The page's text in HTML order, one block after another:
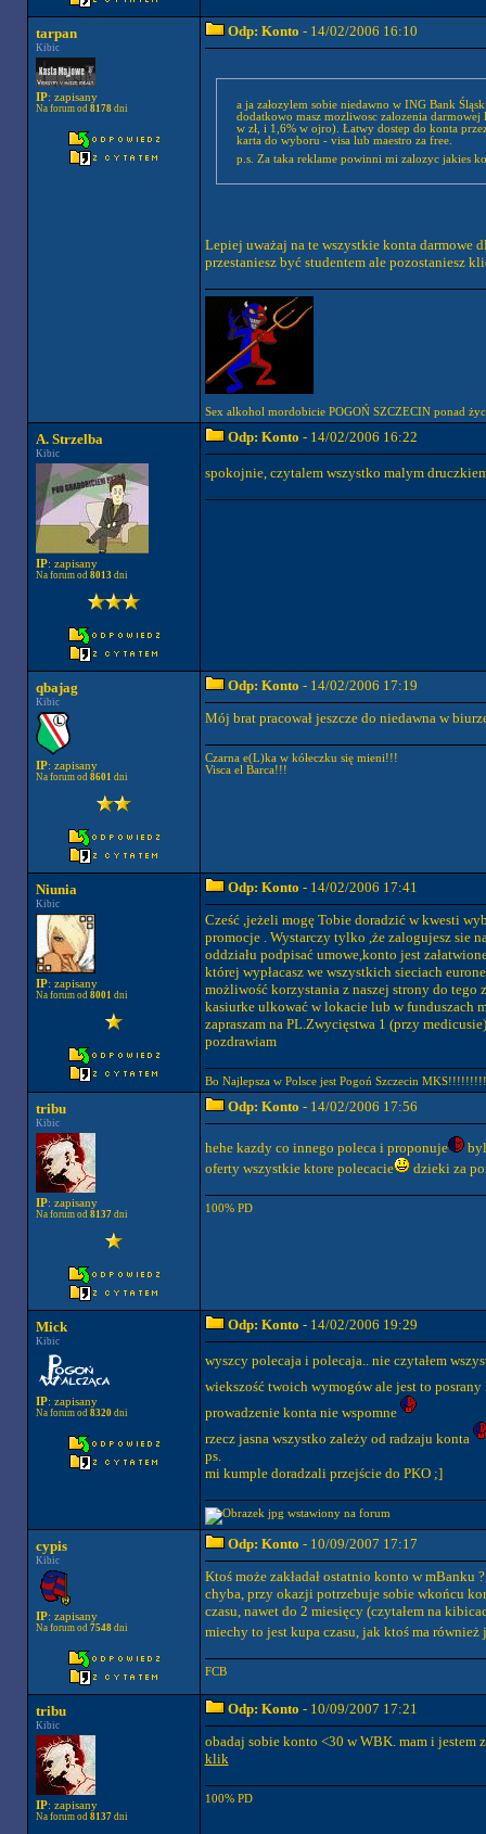
tarpan
Kibic
IP: zapisany
Na forum od 8178dni
Odp: Konto - 14/02/2006 16:10
a ja załozylem sobie niedawno w ING Bank
dodatkowo masz mozliwosc zalozenia
w zł, i 1,6% w ojro). Łatwy dostep do konta
karta do wyboru - visa lub maestro za free.
p.s. Za taka reklame powinni mi zalozyc jakies
Lepiej uważaj na te wszystkie konta darmowe
przestaniesz być studentem ale pozostaniesz
Sex alkohol mordobicie POGOŃ SZCZECIN ponad
A. Strzelba
Kibic
IP: zapisany
Na forum od 8013dni
Odp: Konto - 14/02/2006 16:22
spokojnie, czytalem wszystko malym
qbajag
Kibic
IP: zapisany
Na forum od 8601 dni
Odp: Konto - 14/02/2006 17:19
Mój brat pracował jeszcze do niedawna w
Czarna e(L)ka w kółeczku się mieni!!!
Visca el Barca!!!
Niunia
Kibic
IP: zapisany
Na forum od 8001 dni
Odp: Konto - 14/02/2006 17:41
Cześć ,jeżeli mogę Tobie doradzić w kwesti
promocje . Wystarczy tylko ,że zalogujesz sie
oddziału podpisać umowe,konto jest
której wypłacasz we wszystkich sieciach
możliwość korzystania z naszej strony do tego
kasiurke ulkować w lokacie lub w funduszach
zapraszam na PL.Zwycięstwa 1 (przy medicusie)
pozdrawiam
Bo Najlepsza w Polsce jest Pogoń Szczecin
tribu
Kibic
IP: zapisany
Na forum od 8137dni
Odp: Konto - 14/02/2006 17:56
hehe kazdy co innego poleca i proponuje
oferty wszystkie ktore polecacie
dzieki za
100% PD
Mick
Kibic
IP: zapisany
Na forum od 8320dni
Odp: Konto - 14/02/2006 19:29
wyszcy polecaja i polecaja.. nie czytałem
wiekszość twoich wymogów ale jest to
prowadzenie konta nie wspomne
rzecz jasna wszystko zależy od radzaju konta
ps.
mi kumple doradzali przejście do PKO ;]
cypis
Kibic
IP: zapisany
Na forum od 7548dni
Odp: Konto - 10/09/2007 17:17
Ktoś może zakładał ostatnio konto w mBanku
chyba, przy okazji potrzebuje sobie wkońcu
czasu, nawet do 2 miesięcy (czytałem na
miechy to jest kupa czasu, jak ktoś ma
FCB
tribu
Kibic
IP: zapisany
Na forum od 8137dni
Odp: Konto - 10/09/2007 17:21
obadaj sobie konto <30 w WBK. mam i jestem
klik
100% PD